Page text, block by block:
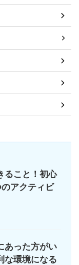
ること！初心
アクティビ
あった方がい
な環境になる